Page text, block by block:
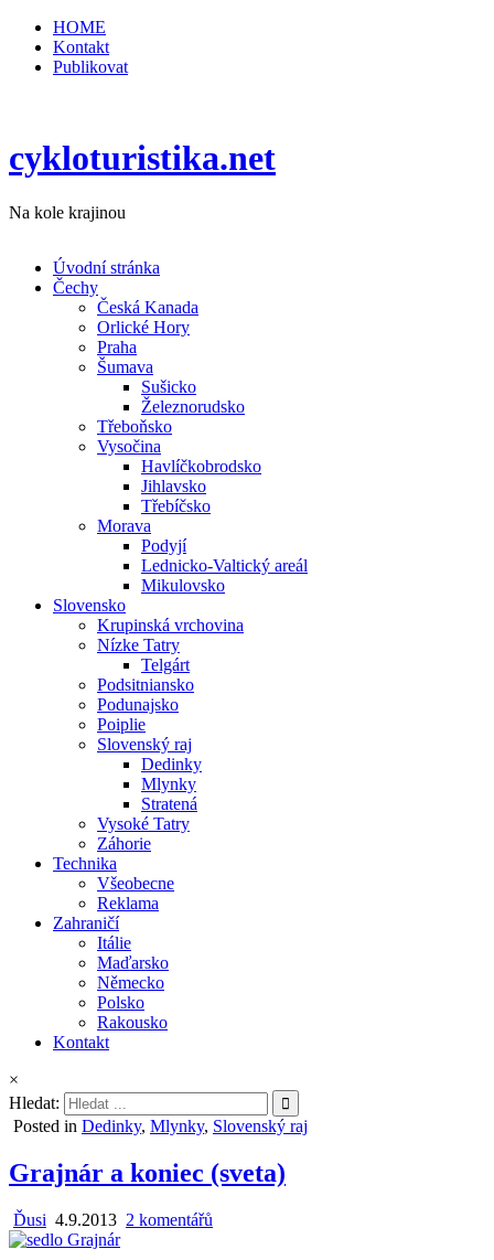
HOME
Kontakt
Publikovat
cykloturistika.net
Na kole krajinou
Úvodní stránka
Čechy
Česká Kanada
Orlické Hory
Praha
Šumava
Sušicko
Železnorudsko
Třeboňsko
Vysočina
Havlíčkobrodsko
Jihlavsko
Třebíčsko
Morava
Podyjí
Lednicko-Valtický areál
Mikulovsko
Slovensko
Krupinská vrchovina
Nízke Tatry
Telgárt
Podsitniansko
Podunajsko
Poiplie
Slovenský raj
Dedinky
Mlynky
Stratená
Vysoké Tatry
Záhorie
Technika
Všeobecne
Reklama
Zahraničí
Itálie
Maďarsko
Německo
Polsko
Rakousko
Kontakt
×
Hledat:
Posted in Dedinky, Mlynky, Slovenský raj
Grajnár a koniec (sveta)
Ďusi 4.9.2013 2 komentářů